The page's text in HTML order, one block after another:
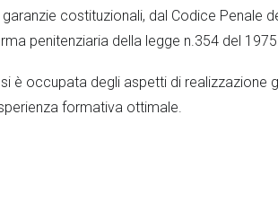
costituzionali, dal Codice Penale
penitenziaria della legge n.354 del
è occupata degli aspetti di realizzazione
formativa ottimale.